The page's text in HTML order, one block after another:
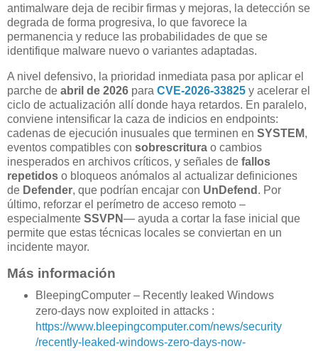
antimalware deja de recibir firmas y mejoras, la detección se
degrada de forma progresiva, lo que favorece la
permanencia y reduce las probabilidades de que se
identifique malware nuevo o variantes adaptadas.
A nivel defensivo, la prioridad inmediata pasa por aplicar el
parche de abril de 2026 para CVE-2026-33825 y acelerar el
ciclo de actualización allí donde haya retardos. En paralelo,
conviene intensificar la caza de indicios en endpoints:
cadenas de ejecución inusuales que terminen en SYSTEM,
eventos compatibles con sobrescritura o cambios
inesperados en archivos críticos, y señales de fallos
repetidos o bloqueos anómalos al actualizar definiciones
de Defender, que podrían encajar con UnDefend . Por
último, reforzar el perímetro de acceso remoto –
especialmente SSVPN— ayuda a cortar la fase inicial que
permite que estas técnicas locales se conviertan en un
incidente mayor.
Más información
BleepingComputer – Recently leaked Windows
zero-days now exploited in attacks :
https://www.bleepingcomputer.com/news/security
/recently-leaked-windows-zero-days-now-